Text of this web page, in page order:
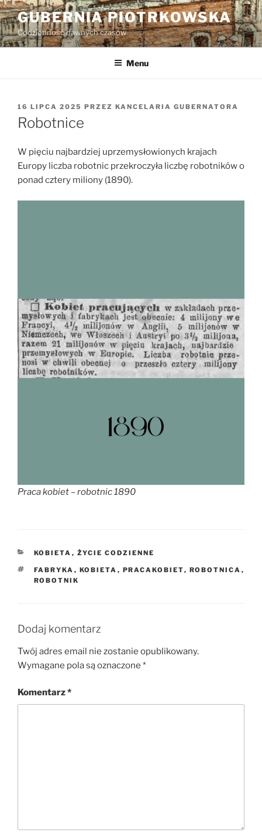
Przejdź
do
treści
GUBERNIA PIOTRKOWSKA
Codzienność dawnych czasów
Menu
OPUBLIKOWANE
W
16 LIPCA 2025 PRZEZ KANCELARIA GUBERNATORA
Robotnice
W pięciu najbardziej uprzemysłowionych krajach
Europy liczba robotnic przekroczyła liczbę robotników o
ponad cztery miliony (1890).
Praca kobiet – robotnic 1890
KATEGORIE
KOBIETA , ŻYCIE CODZIENNE
TAGI
FABRYKA , KOBIETA , PRACAKOBIET, ROBOTNICA ,
ROBOTNIK
Dodaj komentarz
Twój adres email nie zostanie opublikowany.
Wymagane pola są oznaczone *
Komentarz*